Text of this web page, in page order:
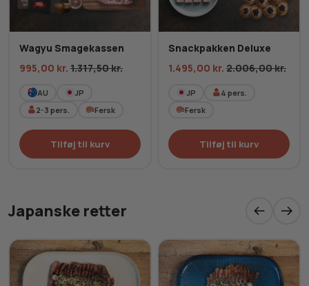
Wagyu Smagekassen
995,00 kr. 1.317,50kr.
AU
JP
2-3 pers. Fersk
Tilføj til kurv
Snackpakken Deluxe
1.495,00 kr. 2.006,00kr.
JP 4 pers.
Fersk
Tilføj til kurv
Japanske retter